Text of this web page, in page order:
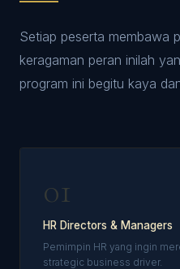
Setiap peserta membawa
keragaman peran inilah
program ini begitu kaya
01
HR Directors & Managers
Pemimpin HR yang ingin
strategic business driver.